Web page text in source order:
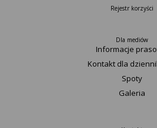
Rejestr korzyści
Dla mediów
Informacje
Kontakt dla
Spoty
Galeria